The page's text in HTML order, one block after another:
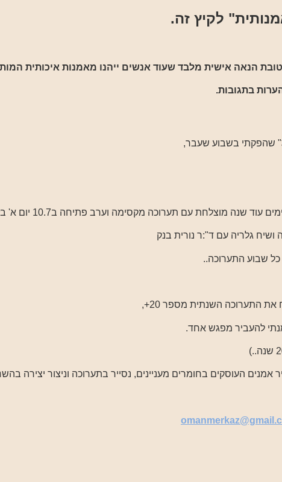
לקיץ זה.
טובת הנאה אישית מלבד שעוד אנשים ייהנו מאמנות איכותית
בתגובות.
" שהפקתי בשבוע שעבר,
שנה מוצלחת עם תערוכה מקסימה וערב פתיחה ב10.7 יום א' בערב.
גלריה עם ד":ר נורית בנק
כל שבוע התערוכה..
את התערוכה השנתית מספר 20+,
להעביר מפגש אחד.
אמנים העוסקים בחומרים מעניינים, נסייר בתערוכה וניצור יצירה